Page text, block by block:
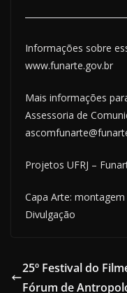
Informações sobre
www.funarte.gov.br
Mais informações
Assessoria de
Projetos UFRJ –
Capa Arte:
Divulgação
25º Festival do
Fórum de